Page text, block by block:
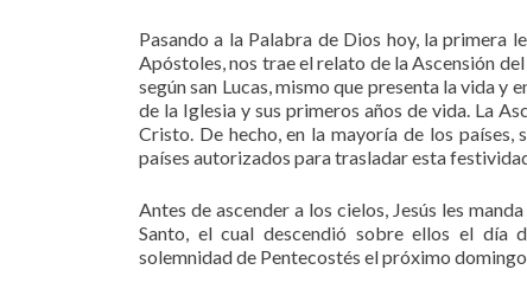
Pasando a la Palabra de Dios hoy, la primera
Apóstoles, nos trae el relato de la Ascensión
según san Lucas, mismo que presenta la vida y
de la Iglesia y sus primeros años de vida. La
Cristo. De hecho, en la mayoría de los
países autorizados para trasladar esta
Antes de ascender a los cielos, Jesús les
Santo, el cual descendió sobre ellos el día
solemnidad de Pentecostés el próximo